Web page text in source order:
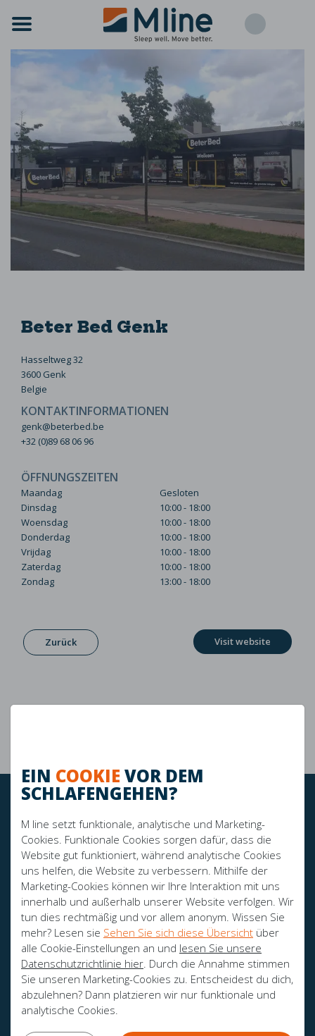
EIN COOKIE VOR DEM
SCHLAFENGEHEN?
M line setzt funktionale, analytische und Marketing-
Cookies. Funktionale Cookies sorgen dafür, dass die
Website gut funktioniert, während analytische Cookies
uns helfen, die Website zu verbessern. Mithilfe der
Marketing-Cookies können wir Ihre Interaktion mit uns
innerhalb und außerhalb unserer Website verfolgen. Wir
tun dies rechtmäßig und vor allem anonym. Wissen Sie
mehr? Lesen sie Sehen Sie sich diese Übersicht über
alle Cookie-Einstellungen an und lesen Sie unsere
Datenschutzrichtlinie hier . Durch die Annahme stimmen
Sie unseren Marketing-Cookies zu. Entscheidest du dich,
abzulehnen? Dann platzieren wir nur funktionale und
analytische Cookies.
Beter Bed Genk
Hasseltweg 32
3600 Genk
Belgie
KONTAKTINFORMATIONEN
genk@beterbed.be
+32 (0)89 68 06 96
ÖFFNUNGSZEITEN
Maandag
Gesloten
Dinsdag
10:00 - 18:00
Woensdag
10:00 - 18:00
Donderdag
10:00 - 18:00
Vrijdag
10:00 - 18:00
Zaterdag
10:00 - 18:00
Zondag
13:00 - 18:00
Zurück Visit website
SPONSOREN: